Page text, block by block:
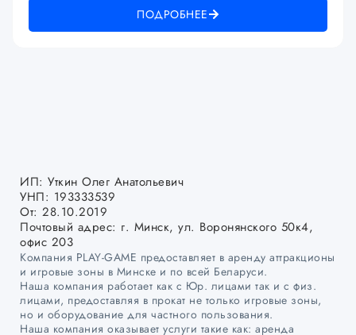
ПОДРОБНЕЕ
ИП: Уткин Олег Анатольевич
УНП: 193333539
От: 28.10.2019
Почтовый адрес: г. Минск, ул. Воронянского 50к4,
офис 203
Компания PLAY-GAME предоставляет в аренду аттракционы
и игровые зоны в Минске и по всей Беларуси.
Наша компания работает как с Юр. лицами так и с физ.
лицами, предоставляя в прокат не только игровые зоны,
но и оборудование для частного пользования.
Наша компания оказывает услуги такие как: аренда